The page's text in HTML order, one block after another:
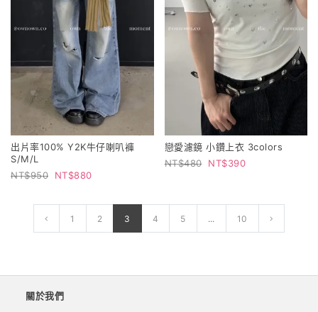
出片率100% Y2K牛仔喇叭褲
S/M/L
950
880
戀愛濾鏡 小鑽上衣 3colors
480
390
1 2 3 4 5 ... 10
關於我們